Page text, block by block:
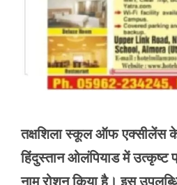
तक्षशिला स्कूल ऑफ एक्सीलेंस के
हिंदुस्तान ओलंपियाड में उत्कृष्ट